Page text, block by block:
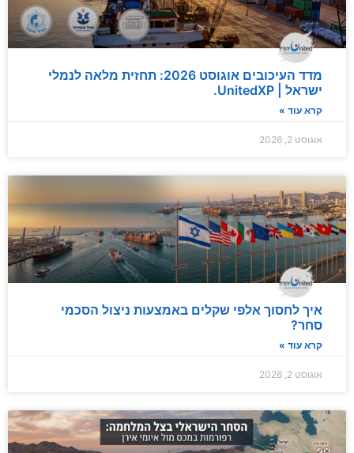
מדד העיכובים אוגוסט 2026: תחזית מלאה לנמלי
ישראל | UnitedXP.
קרא עוד »
אוגוסט 2, 2026
איך לחסוך אלפי שקלים באמצעות ניצול הסכמי
סחר?
קרא עוד »
אוגוסט 2, 2026